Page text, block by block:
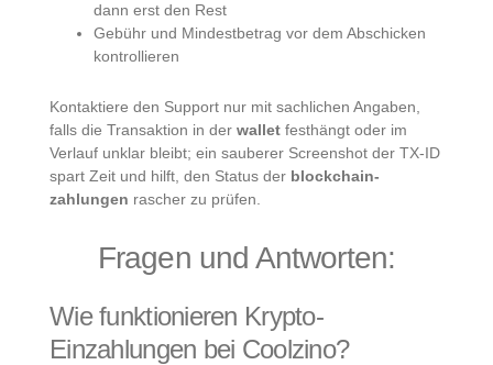
dann erst den Rest
Gebühr und Mindestbetrag vor dem Abschicken
kontrollieren
Kontaktiere den Support nur mit sachlichen Angaben,
falls die Transaktion in der wallet festhängt oder im
Verlauf unklar bleibt; ein sauberer Screenshot der TX-ID
spart Zeit und hilft, den Status der blockchain-
zahlungen rascher zu prüfen.
Fragen und Antworten:
Wie funktionieren Krypto-
Einzahlungen bei Coolzino?